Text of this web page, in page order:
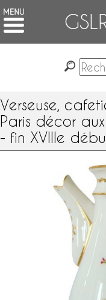
Verseuse,
Paris décor
- fin XVIIIe